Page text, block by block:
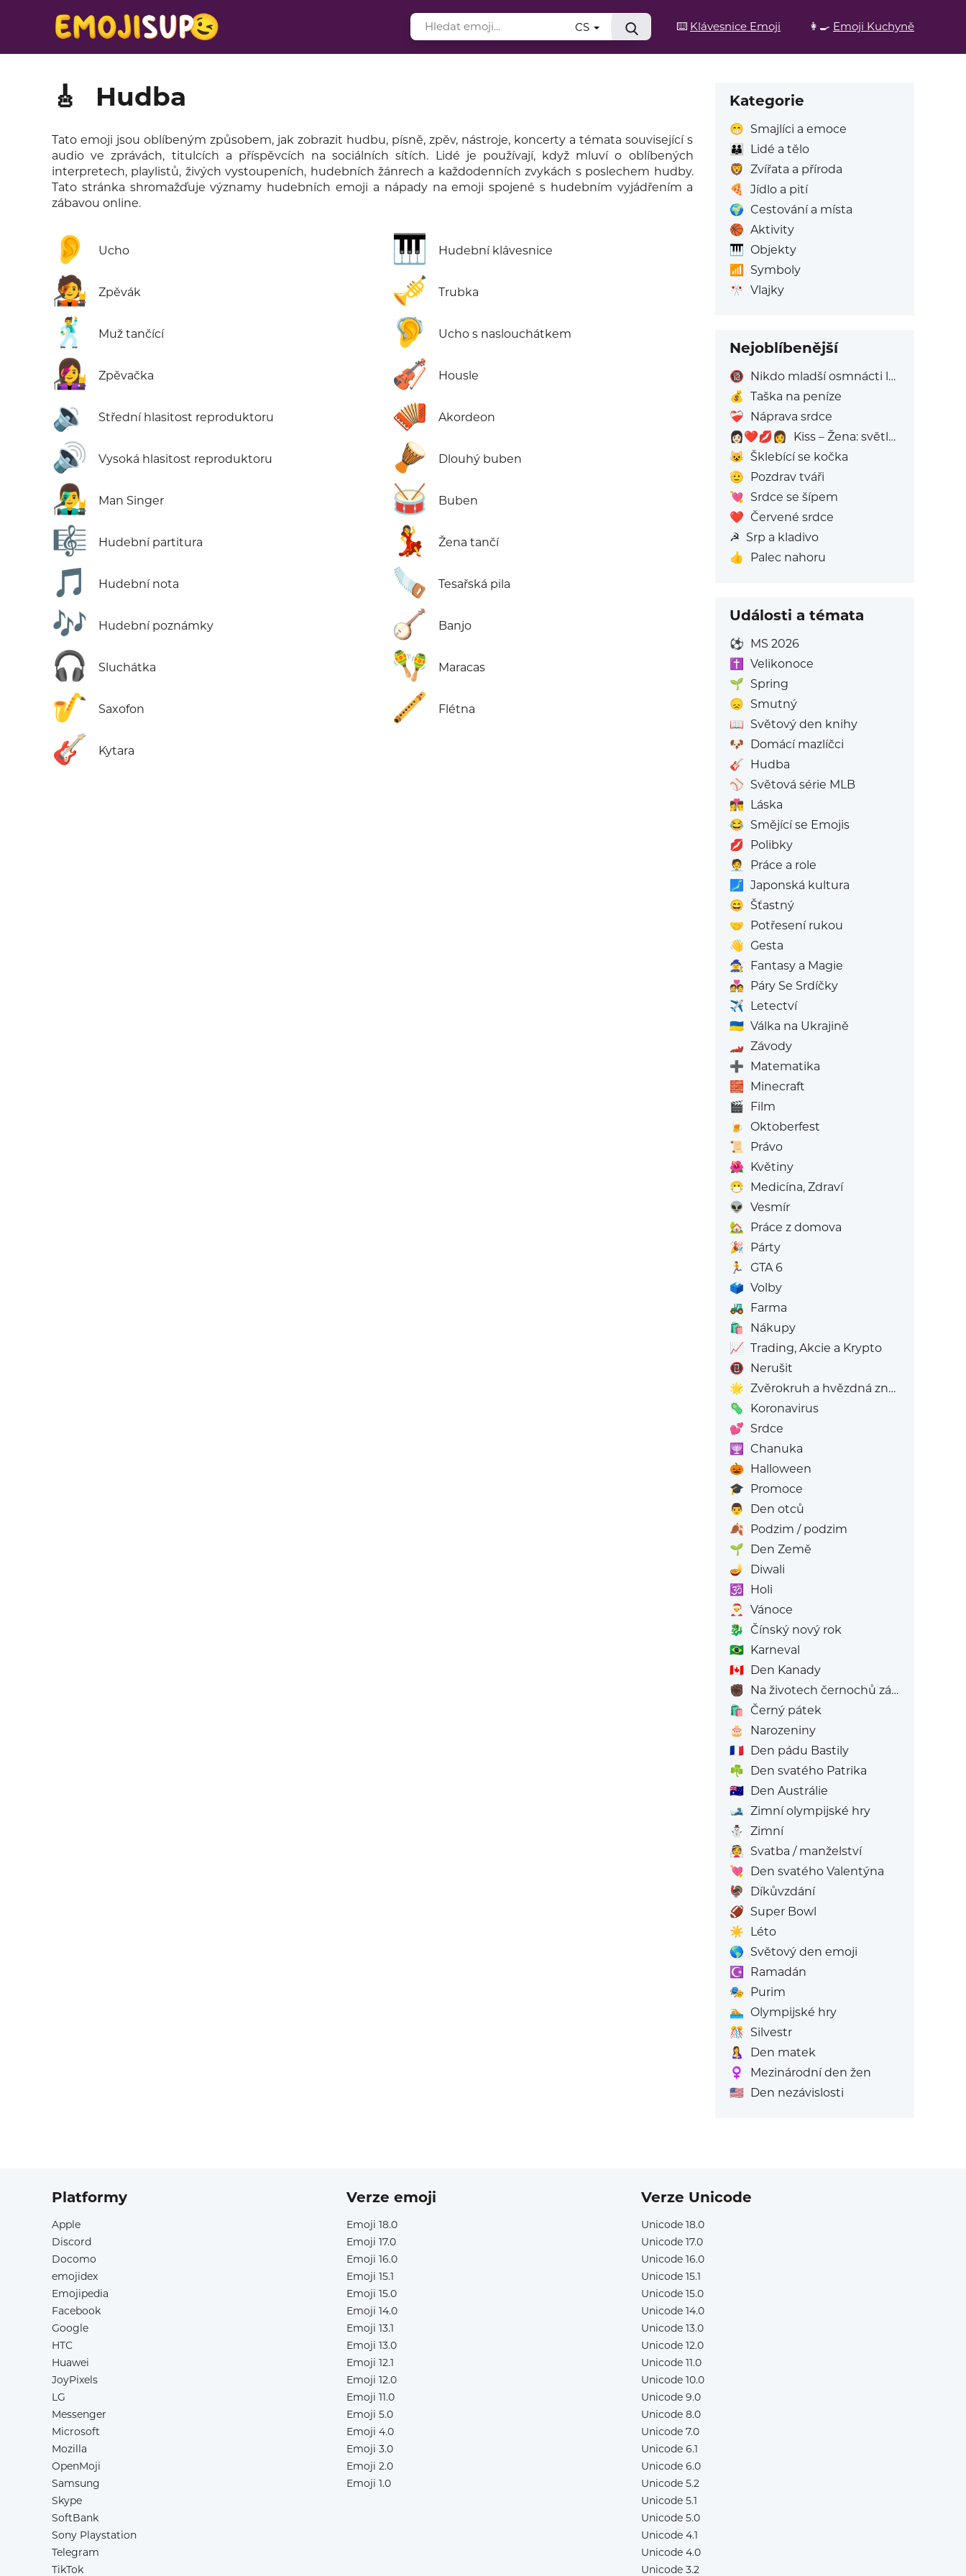
⌨️ Klávesnice Emoji 👩‍🍳 Emoji Kuchyně
CS
🎸 Hudba
Tato emoji jsou oblíbeným způsobem, jak zobrazit hudbu, písně, zpěv, nástroje, koncerty a témata související s
audio ve zprávách, titulcích a příspěvcích na sociálních sítích. Lidé je používají, když mluví o oblíbených
interpretech, playlistů, živých vystoupeních, hudebních žánrech a každodenních zvykách s poslechem hudby.
Tato stránka shromažďuje významy hudebních emoji a nápady na emoji spojené s hudebním vyjádřením a
zábavou online.
👂 Ucho
🧑‍🎤 Zpěvák
🕺 Muž tančící
👩‍🎤 Zpěvačka
🔉 Střední hlasitost reproduktoru
🔊 Vysoká hlasitost reproduktoru
👨‍🎤 Man Singer
🎼 Hudební partitura
🎵 Hudební nota
🎶 Hudební poznámky
🎧 Sluchátka
🎷 Saxofon
🎸 Kytara
🎹 Hudební klávesnice
🎺 Trubka
🦻 Ucho s naslouchátkem
🎻 Housle
🪗 Akordeon
🪘 Dlouhý buben
🥁 Buben
💃 Žena tančí
🪚 Tesařská pila
🪕 Banjo
🪇 Maracas
🪈 Flétna
Kategorie
😁 Smajlíci a emoce
👪
Lidé a tělo
🦁 Zvířata a příroda
🍕
Jídlo a pití
🌍 Cestování a místa
🏀 Aktivity
🎹 Objekty
📶
Symboly
🎌 Vlajky
Nejoblíbenější
🔞 Nikdo mladší osmnácti let
💰 Taška na peníze
❤️‍🩹 Náprava srdce
👩🏻‍❤️‍💋‍👩
Kiss – Žena: světlý tón pleti, Žena: Bez Odstínu Pleti
😺 Šklebící se kočka
🫡 Pozdrav tváři
💘 Srdce se šípem
❤️ Červené srdce
☭ Srp a kladivo
👍
Palec nahoru
Události a témata
⚽ MS 2026
✝️
Velikonoce
🌱 Spring
😞 Smutný
📖 Světový den knihy
🐶 Domácí mazlíčci
🎸 Hudba
⚾ Světová série MLB
👩‍❤️‍💋‍👨 Láska
😂 Smějící se Emojis
💋 Polibky
🧑‍💼
Práce a role
🗾 Japonská kultura
😄 Šťastný
🤝 Potřesení rukou
👋 Gesta
🧙 Fantasy a Magie
💑 Páry Se Srdíčky
✈️ Letectví
🇺🇦 Válka na Ukrajině
🏎️ Závody
➕ Matematika
🧱 Minecraft
🎬 Film
🍺
Oktoberfest
📜
Právo
🌺 Květiny
😷 Medicína, Zdraví
👽 Vesmír
🏡
Práce z domova
🎉 Párty
🏃
GTA 6
🗳️ Volby
🚜 Farma
🛍️
Nákupy
📈 Trading, Akcie a Krypto
📵 Nerušit
🌟 Zvěrokruh a hvězdná znamení
🦠 Koronavirus
💕 Srdce
🕎
Chanuka
🎃 Halloween
🎓 Promoce
👨
Den otců
🍂 Podzim / podzim
🌱 Den Země
🪔
Diwali
🕉️
Holi
🎅
Vánoce
🐉 Čínský nový rok
🇧🇷 Karneval
🇨🇦 Den Kanady
✊🏿 Na životech černochů záleží
🛍️ Černý pátek
🎂
Narozeniny
🇫🇷 Den pádu Bastily
☘️ Den svatého Patrika
🇦🇺 Den Austrálie
🎿 Zimní olympijské hry
⛄
Zimní
👰 Svatba / manželství
💘 Den svatého Valentýna
🦃
Díkůvzdání
🏈 Super Bowl
☀️ Léto
🌎 Světový den emoji
☪️
Ramadán
🎭 Purim
🏊 Olympijské hry
🎊
Silvestr
🤱
Den matek
♀️
Mezinárodní den žen
🇺🇸 Den nezávislosti
Platformy
Apple
Discord
Docomo
emojidex
Emojipedia
Facebook
Google
HTC
Huawei
JoyPixels
LG
Messenger
Microsoft
Mozilla
OpenMoji
Samsung
Skype
SoftBank
Sony Playstation
Telegram
TikTok
Verze emoji
Emoji 18.0
Emoji 17.0
Emoji 16.0
Emoji 15.1
Emoji 15.0
Emoji 14.0
Emoji 13.1
Emoji 13.0
Emoji 12.1
Emoji 12.0
Emoji 11.0
Emoji 5.0
Emoji 4.0
Emoji 3.0
Emoji 2.0
Emoji 1.0
Verze Unicode
Unicode 18.0
Unicode 17.0
Unicode 16.0
Unicode 15.1
Unicode 15.0
Unicode 14.0
Unicode 13.0
Unicode 12.0
Unicode 11.0
Unicode 10.0
Unicode 9.0
Unicode 8.0
Unicode 7.0
Unicode 6.1
Unicode 6.0
Unicode 5.2
Unicode 5.1
Unicode 5.0
Unicode 4.1
Unicode 4.0
Unicode 3.2